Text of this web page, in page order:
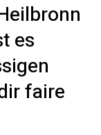
es
faire